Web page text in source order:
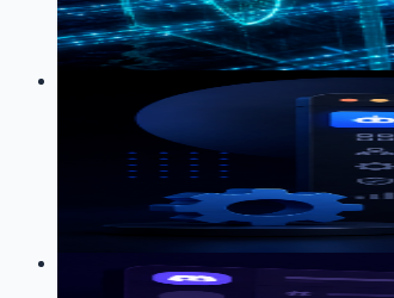
GitHub Actions 部署时服务器拉取自己
11
0
2026-04-02
OpenClaw 使用指南：配
配置踩坑TelegramDiscord
0